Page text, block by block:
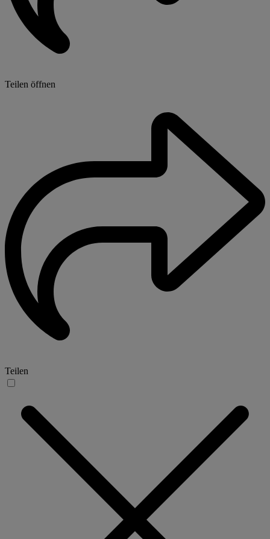
Teilen öffnen
Teilen